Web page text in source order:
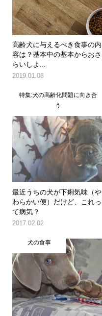
高齢犬に与えるべき食事の内
容は？基本中の基本からおさ
らいしよ...
2019.01.08
特集:犬の高齢化問題に向き合
う
最近うちの犬が下痢気味（や
わらかい便）だけど、これっ
て病気？
2017.02.02
犬の食事